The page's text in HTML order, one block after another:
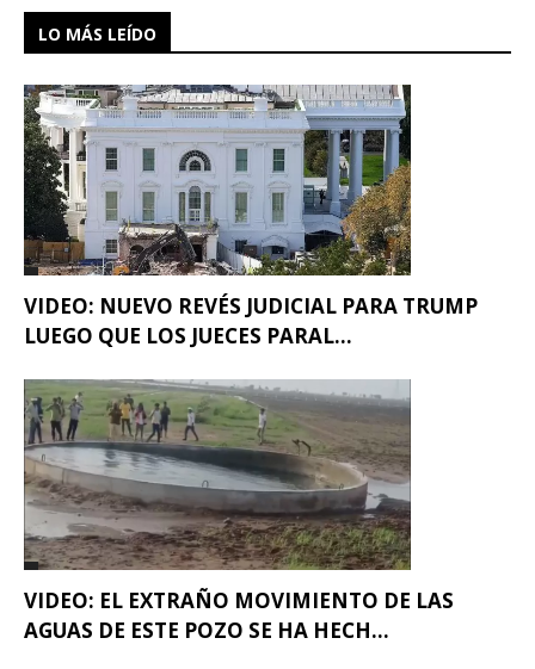
LO MÁS LEÍDO
VIDEO: NUEVO REVÉS JUDICIAL PARA TRUMP
LUEGO QUE LOS JUECES PARAL...
VIDEO: EL EXTRAÑO MOVIMIENTO DE LAS
AGUAS DE ESTE POZO SE HA HECH...